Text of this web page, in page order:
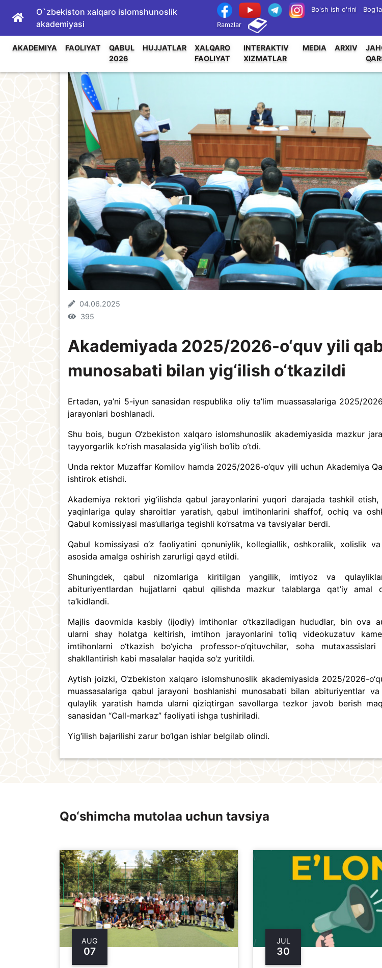
O`zbekiston xalqaro islomshunoslik
akademiyasi
Bo'sh ish o'rini
Ramzlar
AKADEMIYA FAOLIYAT
QABUL
2026
HUJJATLAR
XALQARO
FAOLIYAT
INTERAKTIV
XIZMATLAR
MEDIA ARXIV
04.06.2025
395
Akademiyada 2025/2026-o‘quv yili
munosabati bilan yig‘ilish o‘tkazildi
Ertadan, ya’ni 5-iyun sanasidan respublika oliy ta’lim muassasalariga 2025/
jarayonlari boshlanadi.
Shu bois, bugun O‘zbekiston xalqaro islomshunoslik akademiyasida mazkur
tayyorgarlik ko‘rish masalasida yig‘ilish bo‘lib o‘tdi.
Unda rektor Muzaffar Komilov hamda 2025/2026-o‘quv yili uchun Akademiya
ishtirok etishdi.
Akademiya rektori yig‘ilishda qabul jarayonlarini yuqori darajada tashkil
yaqinlariga qulay sharoitlar yaratish, qabul imtihonlarini shaffof, ochiq va
Qabul komissiyasi mas’ullariga tegishli ko‘rsatma va tavsiyalar berdi.
Qabul komissiyasi o‘z faoliyatini qonuniylik, kollegiallik, oshkoralik, xolislik
asosida amalga oshirish zarurligi qayd etildi.
Shuningdek, qabul nizomlariga kiritilgan yangilik, imtiyoz va
abituriyentlardan hujjatlarni qabul qilishda mazkur talablarga qat’iy amal
ta’kidlandi.
Majlis daovmida kasbiy (ijodiy) imtihonlar o‘tkaziladigan hududlar, bin ova
ularni shay holatga keltirish, imtihon jarayonlarini to‘liq videokuzatuv
imtihonlarni o‘tkazish bo‘yicha professor-o‘qituvchilar, soha
shakllantirish kabi masalalar haqida so‘z yuritildi.
Aytish joizki, O‘zbekiston xalqaro islomshunoslik akademiyasida 2025/2026-
muassasalariga qabul jarayoni boshlanishi munosabati bilan abituriyentlar
qulaylik yaratish hamda ularni qiziqtirgan savollarga tezkor javob berish
sanasidan “Call-markaz” faoliyati ishga tushiriladi.
Yig‘ilish bajarilishi zarur bo‘lgan ishlar belgilab olindi.
Qo‘shimcha mutolaa uchun tavsiya
AUG
07
JUL
30